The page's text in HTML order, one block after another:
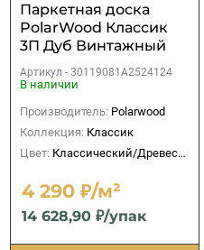
Паркетная доска
PolarWood Классик
3П Дуб Винтажный
масло
Артикул - 30119081A2524124
В наличии
Производитель: Polarwood
Коллекция: Классик
Цвет: Классический/Древесный
4 290 ₽/м²
14 628,90 ₽/упак